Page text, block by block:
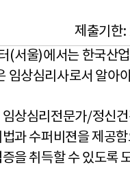
제출기한:
(서울)에서는 한국산
임상심리사로서 알아
상심리전문가/정신
과 수퍼비젼을 제공
을 취득할 수 있도록